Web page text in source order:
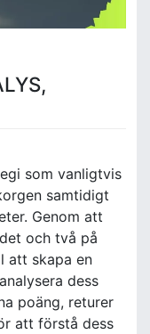
som vanligtvis
samtidigt
Genom att
och två på
att skapa en
dess
poäng, returer
att förstå dess